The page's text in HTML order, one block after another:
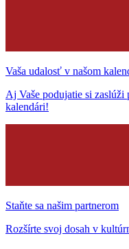
Vaša udalosť v našom
Aj Vaše podujatie si
kalendári!
Staňte sa našim partnerom
Rozšírte svoj dosah v